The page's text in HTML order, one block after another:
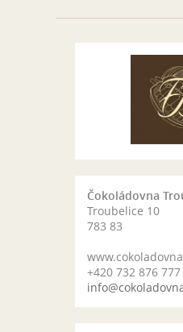
Čokoládovna
Troubelice 10
783 83
+420 732 876 777